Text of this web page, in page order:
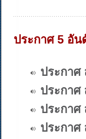
ประกาศ 5 อั
ประกาศ
ประกาศ
ประกาศ
ประกาศ